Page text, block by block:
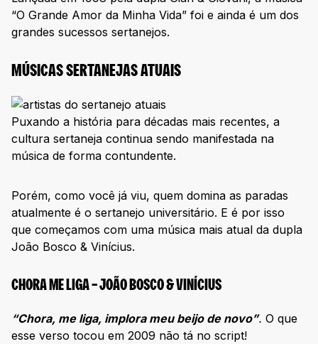
“O Grande Amor da Minha Vida” foi e ainda é um dos
grandes sucessos sertanejos.
MÚSICAS SERTANEJAS ATUAIS
Puxando a história para décadas mais recentes, a
cultura sertaneja continua sendo manifestada na
música de forma contundente.
Porém, como você já viu, quem domina as paradas
atualmente é o sertanejo universitário. E é por isso
que começamos com uma música mais atual da dupla
João Bosco & Vinícius.
CHORA ME LIGA – JOÃO BOSCO & VINÍCIUS
“Chora, me liga, implora meu beijo de novo”. O que
esse verso tocou em 2009 não tá no script!